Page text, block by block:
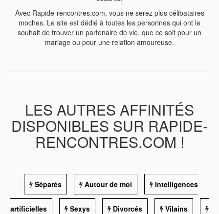
Avec Rapide-rencontres.com, vous ne serez plus célibataires
moches. Le site est dédié à toutes les personnes qui ont le
souhait de trouver un partenaire de vie, que ce soit pour un
mariage ou pour une relation amoureuse.
LES AUTRES AFFINITÉS
DISPONIBLES SUR RAPIDE-
RENCONTRES.COM !
Séparés Autour de moi Intelligences
artificielles Sexys Divorcés Vilains